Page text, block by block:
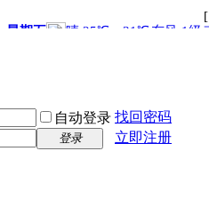
自动登录 找回密码
登录
立即注册